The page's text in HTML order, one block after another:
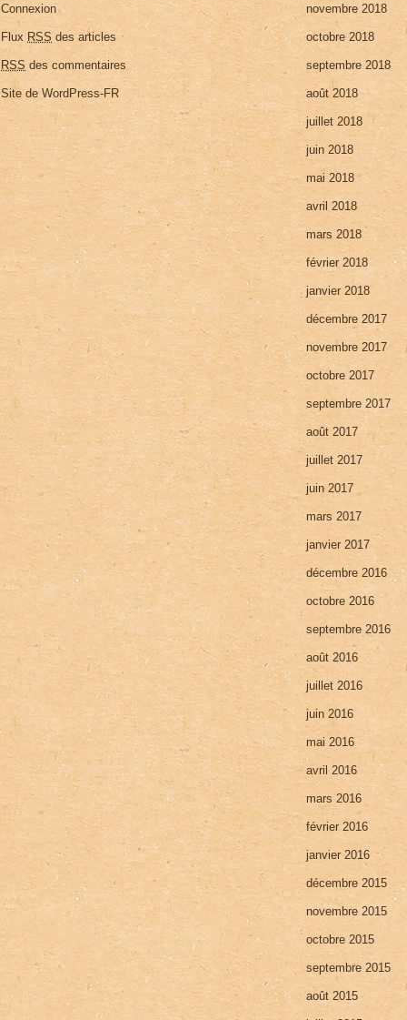
Connexion
Flux RSS des articles
RSS des commentaires
Site de WordPress-FR
novembre 2018
octobre 2018
septembre 2018
août 2018
juillet 2018
juin 2018
mai 2018
avril 2018
mars 2018
février 2018
janvier 2018
décembre 2017
novembre 2017
octobre 2017
septembre 2017
août 2017
juillet 2017
juin 2017
mars 2017
janvier 2017
décembre 2016
octobre 2016
septembre 2016
août 2016
juillet 2016
juin 2016
mai 2016
avril 2016
mars 2016
février 2016
janvier 2016
décembre 2015
novembre 2015
octobre 2015
septembre 2015
août 2015